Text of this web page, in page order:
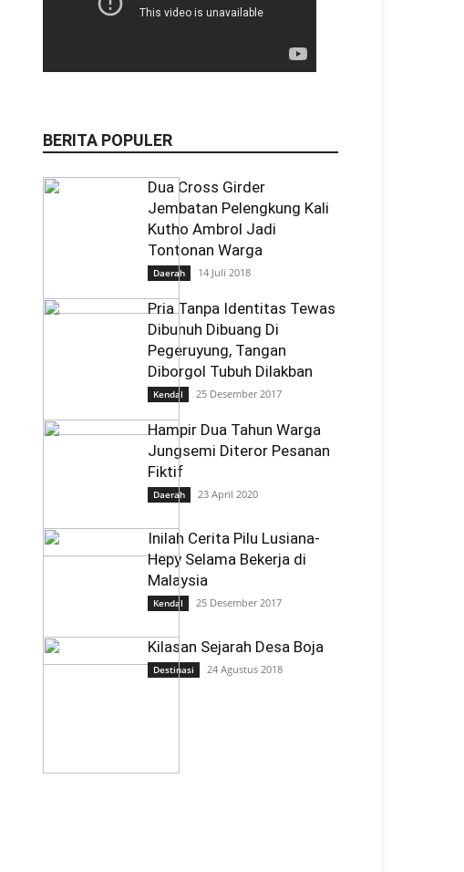
BERITA POPULER
Dua Cross Girder
Jembatan Pelengkung Kali
Kutho Ambrol Jadi
Tontonan Warga
Daerah 14 Juli 2018
Pria Tanpa Identitas Tewas
Dibunuh Dibuang Di
Pegeruyung, Tangan
Diborgol Tubuh Dilakban
Kendal 25 Desember 2017
Hampir Dua Tahun Warga
Jungsemi Diteror Pesanan
Fiktif
Daerah 23 April 2020
Inilah Cerita Pilu Lusiana-
Hepy Selama Bekerja di
Malaysia
Kendal 25 Desember 2017
Kilasan Sejarah Desa Boja
Destinasi 24 Agustus 2018